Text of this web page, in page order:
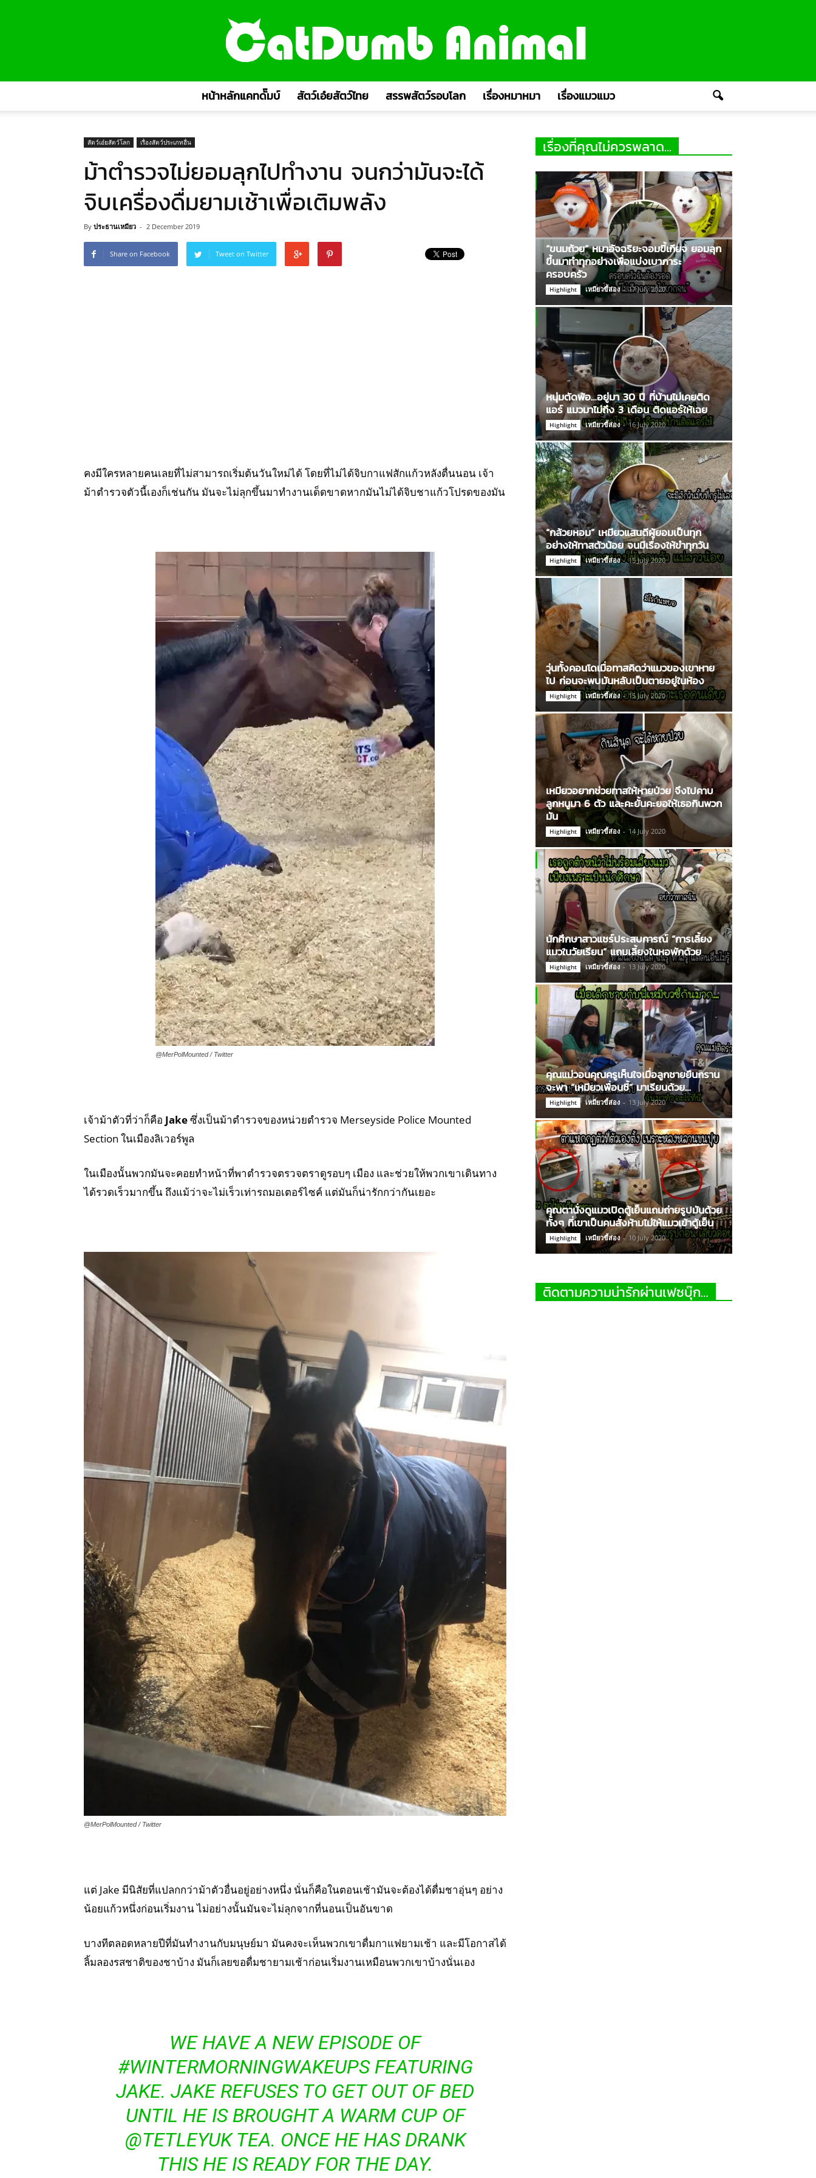
หน้าหลักแคทดั๊มบ์ สัตว์เอ๋ยสัตว์ไทย สรรพสัตว์รอบโลก เรื่องหมาหมา เรื่องแมวแมว
สัตว์เอ๋ยสัตว์โลก เรื่องสัตว์ประเภทอื่น
ม้าตำรวจไม่ยอมลุกไปทำงาน จนกว่ามันจะได้
จิบเครื่องดื่มยามเช้าเพื่อเติมพลัง
By ประธานเหมียว - 2 December 2019
Share on Facebook Tweet on Twitter
คงมีใครหลายคนเลยที่ไม่สามารถเริ่มต้นวันใหม่ได้ โดยที่ไม่ได้จิบกาแฟสักแก้วหลังตื่นนอน เจ้า
ม้าตำรวจตัวนี้เองก็เช่นกัน มันจะไม่ลุกขึ้นมาทำงานเด็ดขาดหากมันไม่ได้จิบชาแก้วโปรดของมัน
@MerPolMounted / Twitter
เจ้าม้าตัวที่ว่าก็คือ Jakeซึ่งเป็นม้าตำรวจของหน่วยตำรวจ Merseyside Police Mounted
Section ในเมืองลิเวอร์พูล
ในเมืองนั้นพวกมันจะคอยทำหน้าที่พาตำรวจตรวจตราดูรอบๆ เมือง และช่วยให้พวกเขาเดินทาง
ได้รวดเร็วมากขึ้น ถึงแม้ว่าจะไม่เร็วเท่ารถมอเตอร์ไซค์ แต่มันก็น่ารักกว่ากันเยอะ
@MerPolMounted / Twitter
แต่ Jake มีนิสัยที่แปลกกว่าม้าตัวอื่นอยู่อย่างหนึ่ง นั่นก็คือในตอนเช้ามันจะต้องได้ดื่มชาอุ่นๆ อย่าง
น้อยแก้วหนึ่งก่อนเริ่มงาน ไม่อย่างนั้นมันจะไม่ลุกจากที่นอนเป็นอันขาด
บางทีตลอดหลายปีที่มันทำงานกับมนุษย์มา มันคงจะเห็นพวกเขาดื่มกาแฟยามเช้า และมีโอกาสได้
ลิ้มลองรสชาติของชาบ้าง มันก็เลยขอดื่มชายามเช้าก่อนเริ่มงานเหมือนพวกเขาบ้างนั่นเอง
WE HAVE A NEW EPISODE OF
#WINTERMORNINGWAKEUPSFEATURING
JAKE. JAKE REFUSES TO GET OUT OF BED
UNTIL HE IS BROUGHT A WARM CUP OF
@TETLEYUKTEA. ONCE HE HAS DRANK
THIS HE IS READY FOR THE DAY.
เรื่องที่คุณไม่ควรพลาด...
“ขนมถ้วย” หมาอัจฉริยะจอมขี้เกียจ ยอมลุก
ขึ้นมาทำทุกอย่างเพื่อแบ่งเบาภาระ
ครอบครัว
Highlight เหมียวขี้ส่อง - 17 July 2020
หนุ่มตัดพ้อ…อยู่มา 30 ปี ที่บ้านไม่เคยติด
แอร์ แมวมาไม่ถึง 3 เดือน ติดแอร์ให้เฉย
Highlight เหมียวขี้ส่อง - 16 July 2020
“กล้วยหอม” เหมียวแสนดีผู้ยอมเป็นทุก
อย่างให้ทาสตัวน้อย จนมีเรื่องให้ขำทุกวัน
Highlight เหมียวขี้ส่อง - 15 July 2020
วุ่นทั้งคอนโดเมื่อทาสคิดว่าแมวของเขาหาย
ไป ก่อนจะพบมันหลับเป็นตายอยู่ในห้อง
Highlight เหมียวขี้ส่อง - 15 July 2020
เหมียวอยากช่วยทาสให้หายป่วย จึงไปคาบ
ลูกหนูมา 6 ตัว และคะยั้นคะยอให้เธอกินพวก
มัน
Highlight เหมียวขี้ส่อง - 14 July 2020
นักศึกษาสาวแชร์ประสบการณ์ “การเลี้ยง
แมวในวัยเรียน” แถมเลี้ยงในหอพักด้วย
Highlight เหมียวขี้ส่อง - 13 July 2020
คุณแม่วอนคุณครูเห็นใจเมื่อลูกชายยืนกราน
จะพา “เหมียวเพื่อนซี้” มาเรียนด้วย…
Highlight เหมียวขี้ส่อง - 13 July 2020
คุณตานั่งดูแมวเปิดตู้เย็นแถมถ่ายรูปมันด้วย
ทั้งๆ ที่เขาเป็นคนสั่งห้ามไม่ให้แมวเข้าตู้เย็น
Highlight เหมียวขี้ส่อง - 10 July 2020
ติดตามความน่ารักผ่านเฟซบุ๊ก…